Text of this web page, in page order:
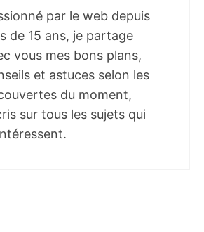
par le web depuis
de 15 ans, je partage
vous mes bons plans,
et astuces selon les
du moment,
sur tous les sujets qui